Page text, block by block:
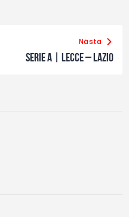
Nästa
Serie A | Lecce – Lazio